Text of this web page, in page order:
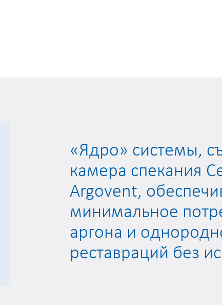
«Ядро» системы,
камера спекания
Argovent,
минимальное
аргона и
реставраций без